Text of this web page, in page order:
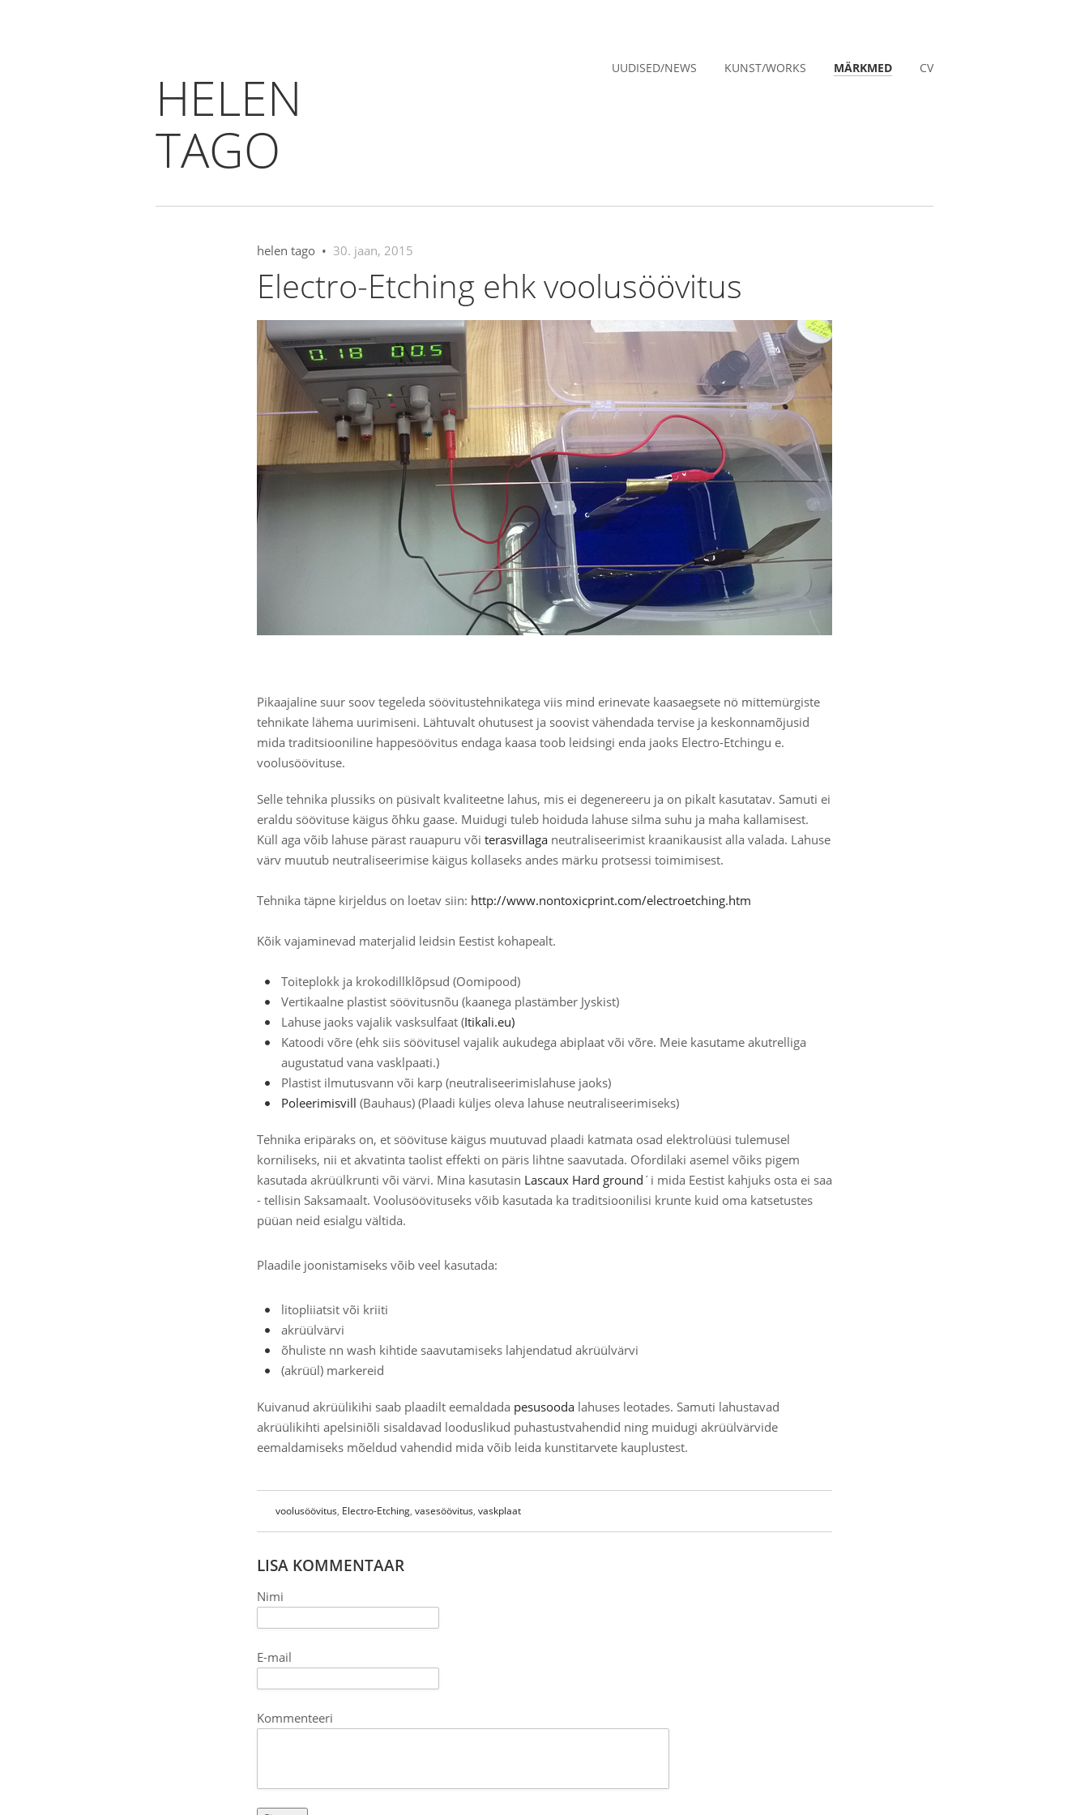
HELEN
TAGO
UUDISED/NEWS KUNST/WORKS MÄRKMED CV
helen tago • 30. jaan, 2015
Electro-Etching ehk voolusöövitus
Pikaajaline suur soov tegeleda söövitustehnikatega viis mind erinevate kaasaegsete nö mittemürgiste
tehnikate lähema uurimiseni. Lähtuvalt ohutusest ja soovist vähendada tervise ja keskonnamõjusid
mida traditsiooniline happesöövitus endaga kaasa toob leidsingi enda jaoks Electro-Etchingu e.
voolusöövituse.
Selle tehnika plussiks on püsivalt kvaliteetne lahus, mis ei degenereeru ja on pikalt kasutatav. Samuti ei
eraldu söövituse käigus õhku gaase. Muidugi tuleb hoiduda lahuse silma suhu ja maha kallamisest.
Küll aga võib lahuse pärast rauapuru või terasvillaga neutraliseerimist kraanikausist alla valada. Lahuse
värv muutub neutraliseerimise käigus kollaseks andes märku protsessi toimimisest.
Tehnika täpne kirjeldus on loetav siin: http://www.nontoxicprint.com/electroetching.htm
Kõik vajaminevad materjalid leidsin Eestist kohapealt.
Toiteplokk ja krokodillklõpsud (Oomipood)
Vertikaalne plastist söövitusnõu (kaanega plastämber Jyskist)
Lahuse jaoks vajalik vasksulfaat (Itikali.eu)
Katoodi võre (ehk siis söövitusel vajalik aukudega abiplaat või võre. Meie kasutame akutrelliga
augustatud vana vasklpaati.)
Plastist ilmutusvann või karp (neutraliseerimislahuse jaoks)
Poleerimisvill (Bauhaus) (Plaadi küljes oleva lahuse neutraliseerimiseks)
Tehnika eripäraks on, et söövituse käigus muutuvad plaadi katmata osad elektrolüüsi tulemusel
korniliseks, nii et akvatinta taolist effekti on päris lihtne saavutada. Ofordilaki asemel võiks pigem
kasutada akrüülkrunti või värvi. Mina kasutasin Lascaux Hard ground ´i mida Eestist kahjuks osta ei saa
- tellisin Saksamaalt. Voolusöövituseks võib kasutada ka traditsioonilisi krunte kuid oma katsetustes
püüan neid esialgu vältida.
Plaadile joonistamiseks võib veel kasutada:
litopliiatsit või kriiti
akrüülvärvi
õhuliste nn wash kihtide saavutamiseks lahjendatud akrüülvärvi
(akrüül) markereid
Kuivanud akrüülikihi saab plaadilt eemaldada pesusooda lahuses leotades. Samuti lahustavad
akrüülikihti apelsiniõli sisaldavad looduslikud puhastustvahendid ning muidugi akrüülvärvide
eemaldamiseks mõeldud vahendid mida võib leida kunstitarvete kauplustest.
voolusöövitus, Electro-Etching, vasesöövitus, vaskplaat
LISA KOMMENTAAR
Nimi
E-mail
Kommenteeri